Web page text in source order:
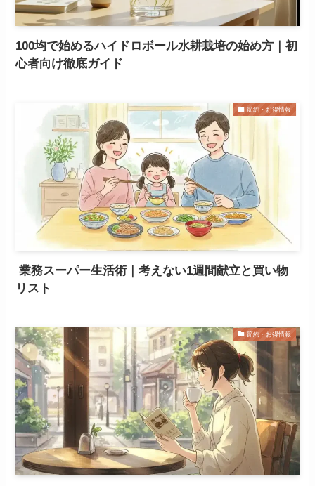
100均で始めるハイドロボール水耕栽培の始め方｜初
心者向け徹底ガイド
節約・お得情報
業務スーパー生活術｜考えない1週間献立と買い物
リスト
節約・お得情報